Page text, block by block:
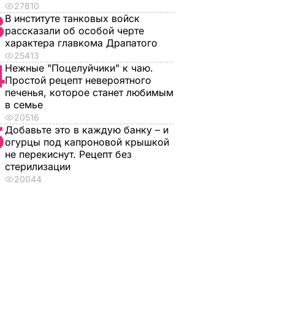
27810
В институте танковых войск
рассказали об особой черте
характера главкома Драпатого
25413
Нежные "Поцелуйчики" к чаю.
Простой рецепт невероятного
печенья, которое станет любимым
в семье
20516
Добавьте это в каждую банку – и
огурцы под капроновой крышкой
не перекиснут. Рецепт без
стерилизации
20044